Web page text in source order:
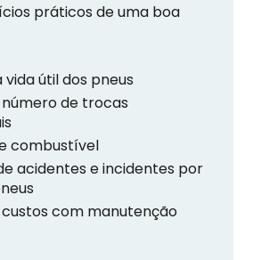
práticos de uma boa
útil dos pneus
número de trocas
combustível
acidentes e incidentes por
custos com manutenção